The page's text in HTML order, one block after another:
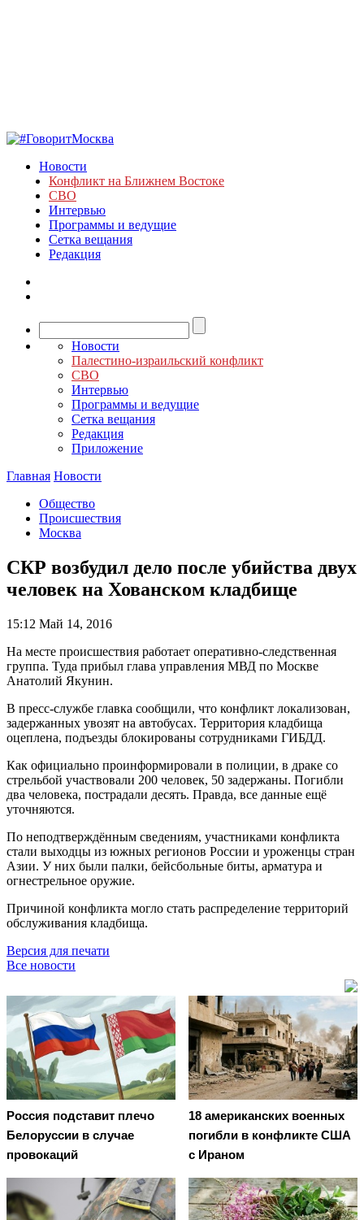
Новости
Конфликт на Ближнем Востоке
СВО
Интервью
Программы и ведущие
Сетка вещания
Редакция
Новости
Палестино-израильский конфликт
СВО
Интервью
Программы и ведущие
Сетка вещания
Редакция
Приложение
Главная Новости
Общество
Происшествия
Москва
СКР возбудил дело после убийства двух
человек на Хованском кладбище
15:12 Май 14, 2016
На месте происшествия работает оперативно-следственная
группа. Туда прибыл глава управления МВД по Москве
Анатолий Якунин.
В пресс-службе главка сообщили, что конфликт локализован,
задержанных увозят на автобусах. Территория кладбища
оцеплена, подъезды блокированы сотрудниками ГИБДД.
Как официально проинформировали в полиции, в драке со
стрельбой участвовали 200 человек, 50 задержаны. Погибли
два человека, пострадали десять. Правда, все данные ещё
уточняются.
По неподтверждённым сведениям, участниками конфликта
стали выходцы из южных регионов России и уроженцы стран
Азии. У них были палки, бейсбольные биты, арматура и
огнестрельное оружие.
Причиной конфликта могло стать распределение территорий
обслуживания кладбища.
Версия для печати
Все новости
Россия подставит плечо
Белоруссии в случае
провокаций
18 американских военных
погибли в конфликте США
с Ираном